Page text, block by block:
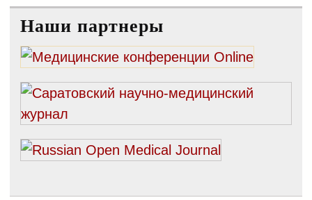
Наши партнеры